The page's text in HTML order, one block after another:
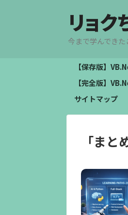
リョ
今まで学んでき
【保存版】
【完全版】
サイトマップ
「まと